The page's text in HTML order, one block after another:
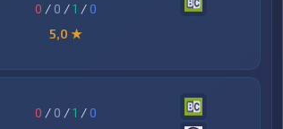
0 / 0 /1 /0
5,0 ★
0 / 0 /1 /0